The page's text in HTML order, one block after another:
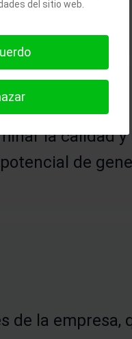
la calidad
de
de la empresa,
del sitio web.